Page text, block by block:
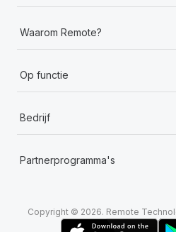
Waarom Remote?
Op functie
Bedrijf
Partnerprogramma's
Copyright © 2026. Remote